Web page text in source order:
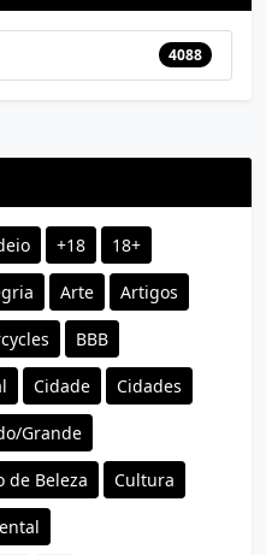
4088
+18 18+
Arte Artigos
BBB
Cidade Cidades
Grande
de Beleza Cultura